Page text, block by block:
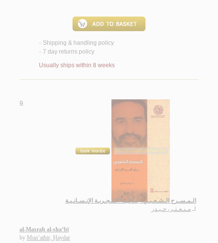
< Shipping & handling policy
< 7 day returns policy
Usually ships within 8 weeks
9.
الـمـسـرح الـشـعـبـي، جـدلـيـة الـتـجـربـة الإنـسـانـيـة
لـ مـنـعـثـر، حـيـدر
al-Masraḥ al-sha‘bī
by Mun‘athir, Ḥaydar